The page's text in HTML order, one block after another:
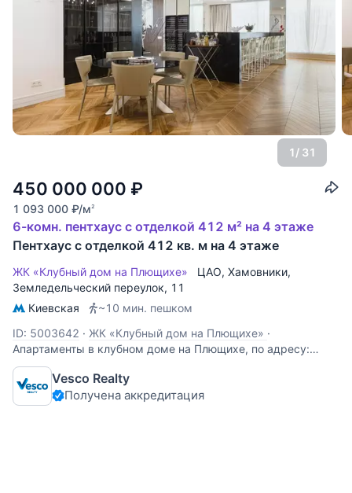
1/ 31
450 000 000 ₽
1 093 000 ₽/м2
6-комн. пентхаус с отделкой 412 м² на 4 этаже
Пентхаус с отделкой 412 кв. м на 4 этаже
ЖК «Клубный дом на Плющихе» ЦАО, Хамовники,
Земледельческий переулок, 11
Киевская
~10 мин. пешком
ID: 5003642 · ЖК «Клубный дом на Плющихе» ·
Апартаменты в клубном доме на Плющихе, по адресу:
Земледельческий переулок, д. 11 это воплощение роскоши
и комфорта премиум‑класса. Общая площадь
апартаментов - 412 кв.м. Расположены на 4‑м этаже
Vesco Realty
Получена аккредитация